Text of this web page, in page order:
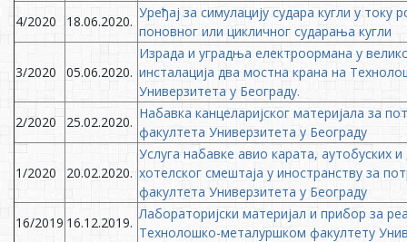
4/2020
18.06.2020.
Уређај за симулацију судара кугли у
поновног или цикличног сударања кугли
3/2020 05.06.2020.
Израда и уградња електроормана у
инсталација два мостна крана на
Универзитета у Београду.
2/2020
25.02.2020.
Набавка канцеларијског материјала за
факултета Универзитета у Београду
1/2020 20.02.2020.
Услуга набавке авио карата, аутобуских
хотелског смештаја у иностранству за
факултета Универзитета у Београду
16/2019 16.12.2019.
Лабораторијски материјал и прибор за
Технолошко-металуршком факултету